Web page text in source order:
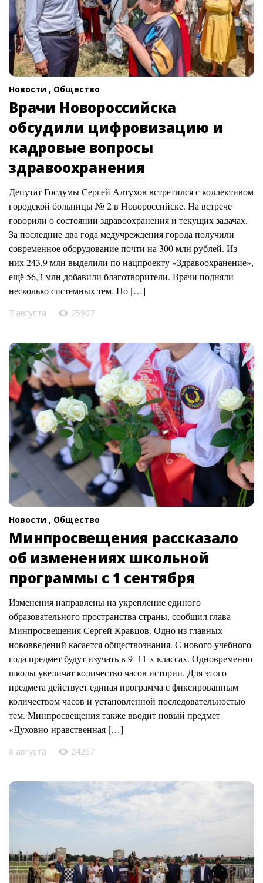
Новости , Общество
Врачи Новороссийска
обсудили цифровизацию и
кадровые вопросы
здравоохранения
Депутат Госдумы Сергей Алтухов встретился с коллективом
городской больницы № 2 в Новороссийске. На встрече
говорили о состоянии здравоохранения и текущих задачах.
За последние два года медучреждения города получили
современное оборудование почти на 300 млн рублей. Из
них 243,9 млн выделили по нацпроекту «Здравоохранение»,
ещё 56,3 млн добавили благотворители. Врачи подняли
несколько системных тем. По […]
7 августа 25907
Новости , Общество
Минпросвещения рассказало
об изменениях школьной
программы с 1 сентября
Изменения направлены на укрепление единого
образовательного пространства страны, сообщил глава
Минпросвещения Сергей Кравцов. Одно из главных
нововведений касается обществознания. С нового учебного
года предмет будут изучать в 9–11-х классах. Одновременно
школы увеличат количество часов истории. Для этого
предмета действует единая программа с фиксированным
количеством часов и установленной последовательностью
тем. Минпросвещения также вводит новый предмет
«Духовно-нравственная […]
8 августа 24267